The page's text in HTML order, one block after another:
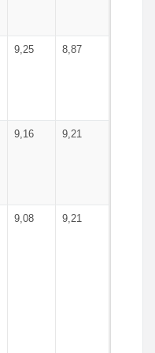
9,25 8,87
9,16 9,21
9,08 9,21